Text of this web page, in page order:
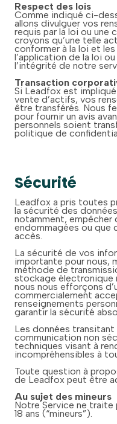
Respect des lois
Comme indiqué ci-
allons divulguer vos
requis par la loi ou une
croyons qu’une telle
conformer à la loi et
l’application de la loi
l’intégrité de notre
Transaction
Si Leadfox est
vente d’actifs, vos
être transférés. Nous
pour fournir un avis
personnels soient
politique de
Sécurité
Leadfox a pris toutes
la sécurité des
notamment, empêcher
endommagées ou que
accès.
La sécurité de vos
importante pour nous,
méthode de
stockage électronique
nous nous efforçons
commercialement
renseignements
garantir la sécurité
Les données transitant
communication non
techniques visant à
incompréhensibles à
Toute question à
de Leadfox peut être
Au sujet des mineurs
Notre Service ne traite
18 ans (“mineurs”).